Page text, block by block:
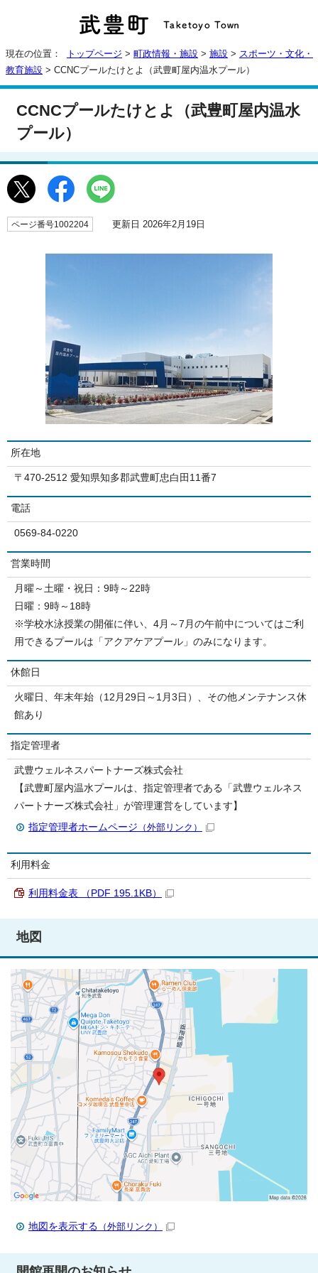
現在の位置： トップページ > 町政情報・施設 > 施設 > スポーツ・文化・
教育施設 > CCNCプールたけとよ（武豊町屋内温水プール）
CCNCプールたけとよ（武豊町屋内温水
プール）
ページ番号1002204 更新日 2026年2月19日
所在地
〒470-2512 愛知県知多郡武豊町忠白田11番7
電話
0569-84-0220
営業時間
月曜～土曜・祝日：9時～22時
日曜：9時～18時
※学校水泳授業の開催に伴い、4月～7月の午前中についてはご利
用できるプールは「アクアケアプール」のみになります。
休館日
火曜日、年末年始（12月29日～1月3日）、その他メンテナンス休
館あり
指定管理者
武豊ウェルネスパートナーズ株式会社
【武豊町屋内温水プールは、指定管理者である「武豊ウェルネス
パートナーズ株式会社」が管理運営をしています】
指定管理者ホームページ （外部リンク）
利用料金
利用料金表 （PDF 195.1KB）
地図
地図を表示する （外部リンク）